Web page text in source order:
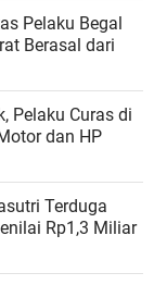
Pelaku Begal
Berasal dari
Pelaku Curas di
dan HP
Terduga
Rp1,3 Miliar